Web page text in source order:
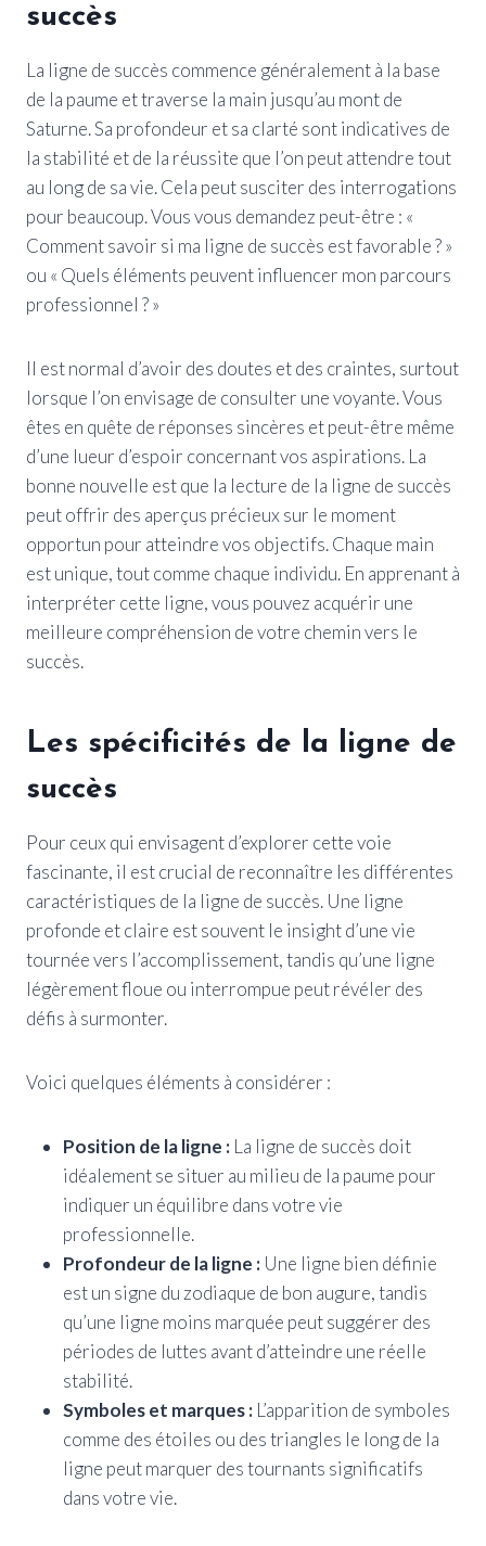
succès
La ligne de succès commence généralement à la base
de la paume et traverse la main jusqu’au mont de
Saturne. Sa profondeur et sa clarté sont indicatives de
la stabilité et de la réussite que l’on peut attendre tout
au long de sa vie. Cela peut susciter des interrogations
pour beaucoup. Vous vous demandez peut-être : «
Comment savoir si ma ligne de succès est favorable ? »
ou « Quels éléments peuvent influencer mon parcours
professionnel ? »
Il est normal d’avoir des doutes et des craintes, surtout
lorsque l’on envisage de consulter une voyante. Vous
êtes en quête de réponses sincères et peut-être même
d’une lueur d’espoir concernant vos aspirations. La
bonne nouvelle est que la lecture de la ligne de succès
peut offrir des aperçus précieux sur le moment
opportun pour atteindre vos objectifs. Chaque main
est unique, tout comme chaque individu. En apprenant à
interpréter cette ligne, vous pouvez acquérir une
meilleure compréhension de votre chemin vers le
succès.
Les spécificités de la ligne de
succès
Pour ceux qui envisagent d’explorer cette voie
fascinante, il est crucial de reconnaître les différentes
caractéristiques de la ligne de succès. Une ligne
profonde et claire est souvent le insight d’une vie
tournée vers l’accomplissement, tandis qu’une ligne
légèrement floue ou interrompue peut révéler des
défis à surmonter.
Voici quelques éléments à considérer :
Position de la ligne : La ligne de succès doit
idéalement se situer au milieu de la paume pour
indiquer un équilibre dans votre vie
professionnelle.
Profondeur de la ligne : Une ligne bien définie
est un signe du zodiaque de bon augure, tandis
qu’une ligne moins marquée peut suggérer des
périodes de luttes avant d’atteindre une réelle
stabilité.
Symboles et marques : L’apparition de symboles
comme des étoiles ou des triangles le long de la
ligne peut marquer des tournants significatifs
dans votre vie.